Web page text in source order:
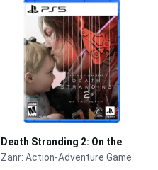
Death Stranding 2: On the
Beach /PS5
Zanr: Action-Adventure Game